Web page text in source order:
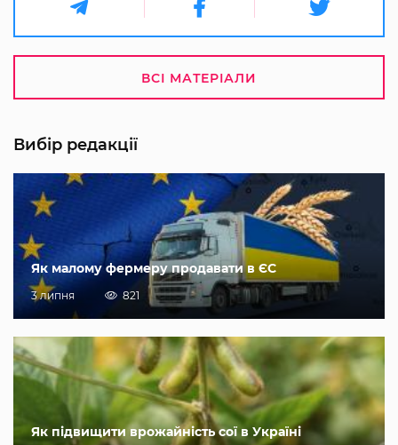
ВСІ МАТЕРІАЛИ
Вибір редакції
Як малому фермеру продавати в ЄС
3 липня 821
Як підвищити врожайність сої в Україні